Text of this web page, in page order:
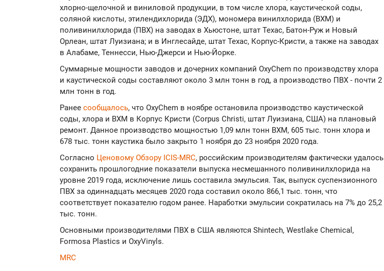
хлорно-щелочной и виниловой продукции, в том числе хлора, каустической соды,
соляной кислоты, этилендихлорида (ЭДХ), мономера винилхлорида (ВХМ) и
поливинилхлорида (ПВХ) на заводах в Хьюстоне, штат Техас, Батон-Руж и Новый
Орлеан, штат Луизиана; и в Инглесайде, штат Техас, Корпус-Кристи, а также на заводах
в Алабаме, Теннесси, Нью-Джерси и Нью-Йорке.
Суммарные мощности заводов и дочерних компаний OxyChem по производству хлора
и каустической соды составляют около 3 млн тонн в год, а производство ПВХ - почти 2
млн тонн в год.
Ранее сообщалось, что OxyChem в ноябре остановила производство каустической
соды, хлора и ВХМ в Корпус Кристи (Corpus Christi, штат Луизиана, США) на плановый
ремонт. Данное производство мощностью 1,09 млн тонн ВХМ, 605 тыс. тонн хлора и
678 тыс. тонн каустика было закрыто 1 ноября до 23 ноября 2020 года.
Согласно Ценовому Обзору ICIS-MRC, российским производителям фактически удалось
сохранить прошлогодние показатели выпуска несмешанного поливинилхлорида на
уровне 2019 года, исключение лишь составила эмульсия. Так, выпуск суспензионного
ПВХ за одиннадцать месяцев 2020 года составил около 866,1 тыс. тонн, что
соответствует показателю годом ранее. Наработки эмульсии сократилась на 7% до 25,2
тыс. тонн.
Основными производителями ПВХ в США являются Shintech, Westlake Chemical,
Formosa Plastics и OxyVinyls.
MRC